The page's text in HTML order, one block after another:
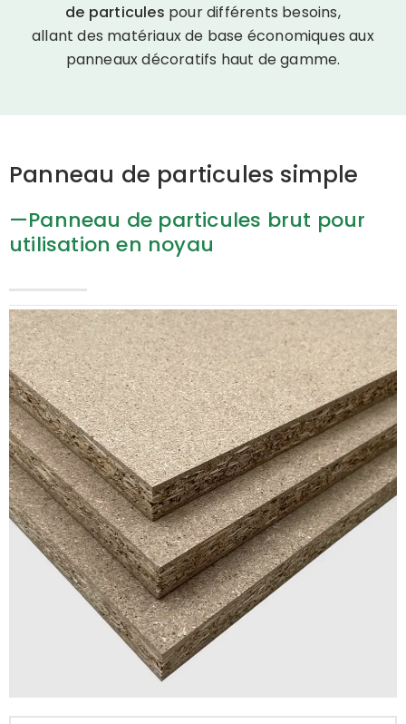
de particules pour différents besoins,
allant des matériaux de base économiques aux
panneaux décoratifs haut de gamme.
Panneau de particules simple
—Panneau de particules brut pour
utilisation en noyau